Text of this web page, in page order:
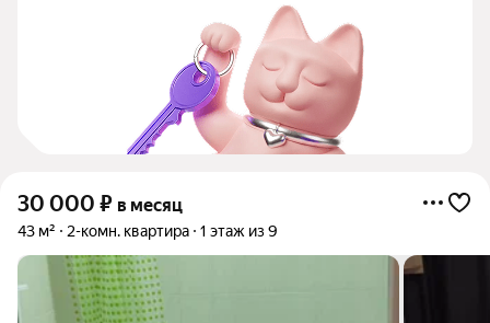
30 000 ₽ в месяц
43 м² 2-комн. квартира 1 этаж из 9